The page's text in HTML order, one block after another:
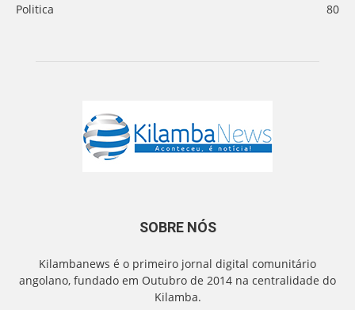
Politica
80
SOBRE NÓS
Kilambanews é o primeiro jornal digital comunitário
angolano, fundado em Outubro de 2014 na centralidade do
Kilamba.